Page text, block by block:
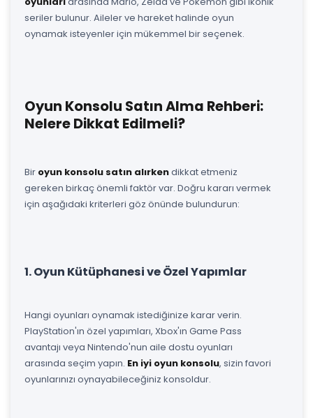
seriler bulunur. Aileler ve hareket halinde oyun
oynamak isteyenler için mükemmel bir seçenek.
Oyun Konsolu Satın Alma Rehberi:
Nelere Dikkat Edilmeli?
Bir oyun konsolu satın alırkendikkat etmeniz
gereken birkaç önemli faktör var. Doğru kararı vermek
için aşağıdaki kriterleri göz önünde bulundurun:
1. Oyun Kütüphanesi ve Özel Yapımlar
Hangi oyunları oynamak istediğinize karar verin.
PlayStation'ın özel yapımları, Xbox'ın Game Pass
avantajı veya Nintendo'nun aile dostu oyunları
arasında seçim yapın. En iyi oyun konsolu, sizin favori
oyunlarınızı oynayabileceğiniz konsoldur.